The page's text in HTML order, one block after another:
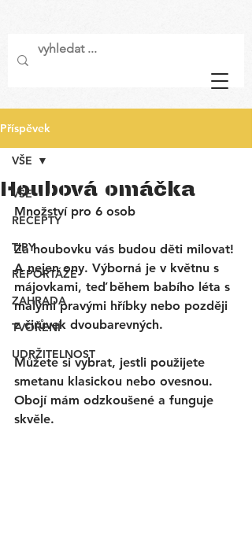
Příspěvek
VŠE
RECEPTY
TIPY
REPORTÁŽE
ZAHRADA
TVOŘENÍ
UDRŽITELNOST
VŠE
Houbová omáčka
Množství pro 6 osob
Za houbovku vás budou děti milovat!
A nejen ony. Výborná je v květnu s
májovkami, teď během babího léta s
malými pravými hříbky nebo později
z čirůvek dvoubarevných.
Můžete si vybrat, jestli použijete
smetanu klasickou nebo ovesnou.
Obojí mám odzkoušené a funguje
skvěle.